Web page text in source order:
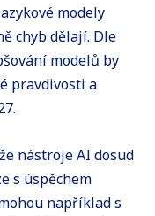
modely
chyb dělají. Dle
modelů by
pravdivosti a
nástroje AI dosud
s úspěchem
například s